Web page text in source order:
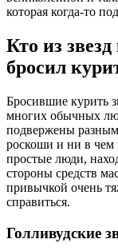
которая когда-то
Кто из
бросил
Бросившие курить
многих обычных
подвержены
роскоши и ни в чем
простые люди,
стороны средств
привычкой очень
справиться.
Голливудские